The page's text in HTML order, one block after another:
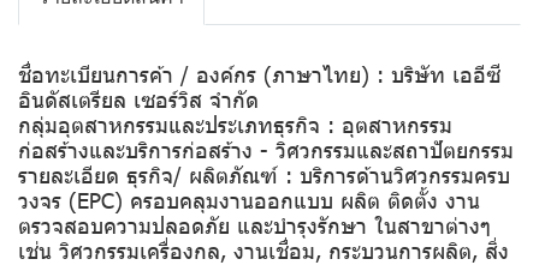
ชื่อทะเบียนการค้า / องค์กร (ภาษาไทย) : บริษัท เออีซี
อินดัสเตรียล เซอร์วิส จำกัด
กลุ่มอุตสาหกรรมและประเภทธุรกิจ : อุตสาหกรรม
ก่อสร้างและบริการก่อสร้าง - วิศวกรรมและสถาปัตยกรรม
รายละเอียด ธุรกิจ/ ผลิตภัณฑ์ : บริการด้านวิศวกรรมครบ
วงจร (EPC) ครอบคลุมงานออกแบบ ผลิต ติดตั้ง งาน
ตรวจสอบความปลอดภัย และบำรุงรักษา ในสาขาต่างๆ
เช่น วิศวกรรมเครื่องกล, งานเชื่อม, กระบวนการผลิต, สิ่ง